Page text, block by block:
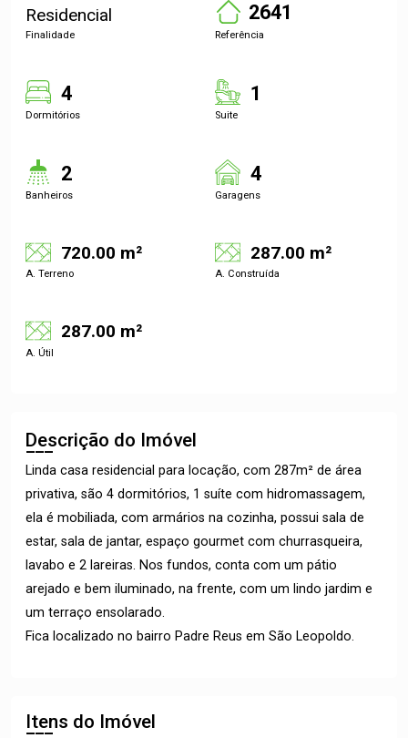
Residencial
Finalidade
2641
Referência
4
Dormitórios
1
Suite
2
Banheiros
4
Garagens
720.00 m²
A. Terreno
287.00 m²
A. Construída
287.00 m²
A. Útil
Descrição do Imóvel
Linda casa residencial para locação, com 287m² de área
privativa, são 4 dormitórios, 1 suíte com hidromassagem,
ela é mobiliada, com armários na cozinha, possui sala de
estar, sala de jantar, espaço gourmet com churrasqueira,
lavabo e 2 lareiras. Nos fundos, conta com um pátio
arejado e bem iluminado, na frente, com um lindo jardim e
um terraço ensolarado.
Fica localizado no bairro Padre Reus em São Leopoldo.
Itens do Imóvel